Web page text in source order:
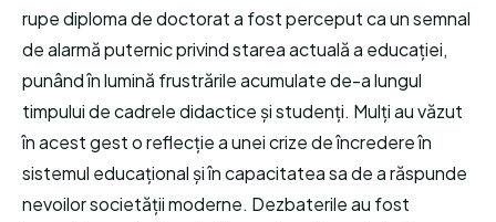
rupe diploma de doctorat a fost perceput ca un semnal
de alarmă puternic privind starea actuală a educației,
punând în lumină frustrările acumulate de-a lungul
timpului de cadrele didactice și studenți. Mulți au văzut
în acest gest o reflecție a unei crize de încredere în
sistemul educațional și în capacitatea sa de a răspunde
nevoilor societății moderne. Dezbaterile au fost